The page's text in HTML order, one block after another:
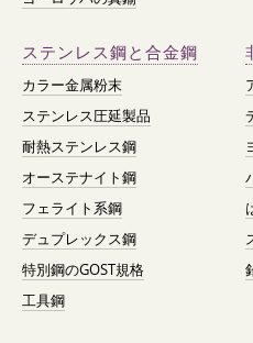
ステンレス鋼と合金鋼
カラー金属粉末
ステンレス圧延製品
耐熱ステンレス鋼
オーステナイト鋼
フェライト系鋼
デュプレックス鋼
特別鋼のGOST規格
工具鋼